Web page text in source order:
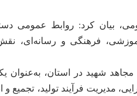
بیان کرد: روابط عمومی
فرهنگی و رسانه‌ای،
شهید در استان، به‌عنوان
مدیریت فرآیند تولید، تجمیع و